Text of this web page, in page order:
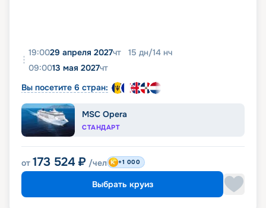
19:0029 апреля 2027чт 15 дн/14 нч
09:0013 мая 2027чт
Вы посетите 6 стран:
MSC Opera
СТАНДАРТ
от 173 524 ₽ /чел +1 000
Выбрать круиз